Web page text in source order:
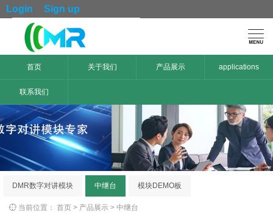
Login Sign up

首页 关于我们 产品展示 applications
联系我们
DMR数字对讲模块 中继台 模块DEMO板
 当前位置： 首页 > 产品展示 > 中继台